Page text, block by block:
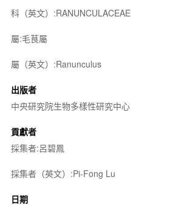
科（英文）:RANUNCULACEAE
屬:毛茛屬
屬（英文）:Ranunculus
出版者
中央研究院生物多樣性研究中心
貢獻者
採集者:呂碧鳳
採集者（英文）:Pi-Fong Lu
日期